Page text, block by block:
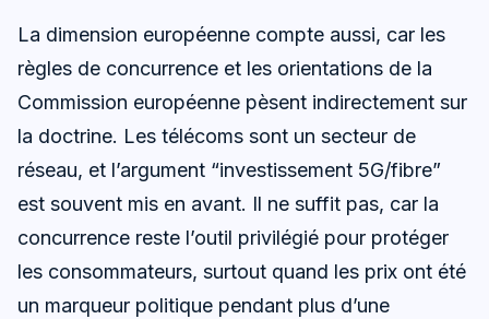
La dimension européenne compte aussi, car les
règles de concurrence et les orientations de la
Commission européenne pèsent indirectement sur
la doctrine. Les télécoms sont un secteur de
réseau, et l’argument “investissement 5G/fibre”
est souvent mis en avant. Il ne suffit pas, car la
concurrence reste l’outil privilégié pour protéger
les consommateurs, surtout quand les prix ont été
un marqueur politique pendant plus d’une